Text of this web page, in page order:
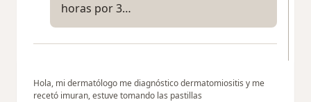
horas por 3…
Hola, mi dermatólogo me diagnóstico dermatomiositis y me
recetó imuran, estuve tomando las pastillas